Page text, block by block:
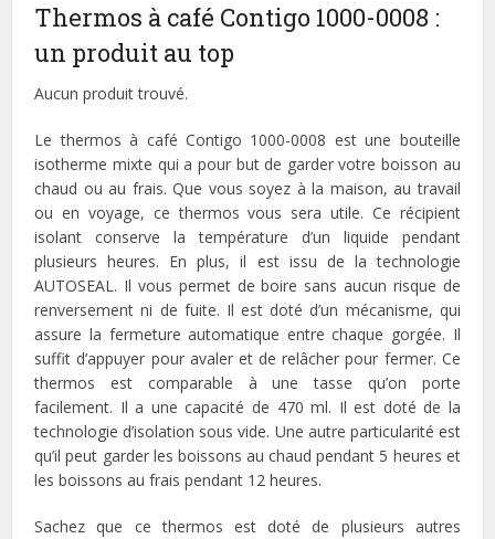
Thermos à café Contigo 1000-0008 :
un produit au top
Aucun produit trouvé.
Le thermos à café Contigo 1000-0008 est une bouteille
isotherme mixte qui a pour but de garder votre boisson au
chaud ou au frais. Que vous soyez à la maison, au travail
ou en voyage, ce thermos vous sera utile. Ce récipient
isolant conserve la température d’un liquide pendant
plusieurs heures. En plus, il est issu de la technologie
AUTOSEAL. Il vous permet de boire sans aucun risque de
renversement ni de fuite. Il est doté d’un mécanisme, qui
assure la fermeture automatique entre chaque gorgée. Il
suffit d’appuyer pour avaler et de relâcher pour fermer. Ce
thermos est comparable à une tasse qu’on porte
facilement. Il a une capacité de 470 ml. Il est doté de la
technologie d’isolation sous vide. Une autre particularité est
qu’il peut garder les boissons au chaud pendant 5 heures et
les boissons au frais pendant 12 heures.
Sachez que ce thermos est doté de plusieurs autres